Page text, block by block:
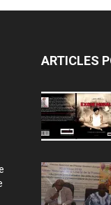
ARTICLES